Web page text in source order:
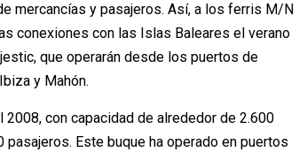
mercancías y pasajeros. Así, a los ferris M/N
conexiones con las Islas Baleares el verano
que operarán desde los puertos de
y Mahón.
2008, con capacidad de alrededor de 2.600
Este buque ha operado en puertos